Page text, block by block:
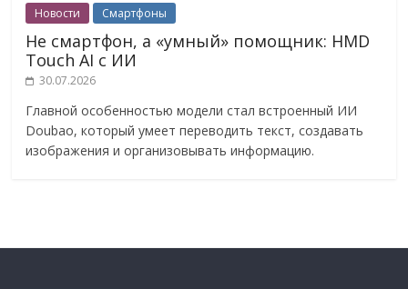
Новости Смартфоны
Не смартфон, а «умный» помощник: HMD
Touch AI с ИИ
30.07.2026
Главной особенностью модели стал встроенный ИИ
Doubao, который умеет переводить текст, создавать
изображения и организовывать информацию.